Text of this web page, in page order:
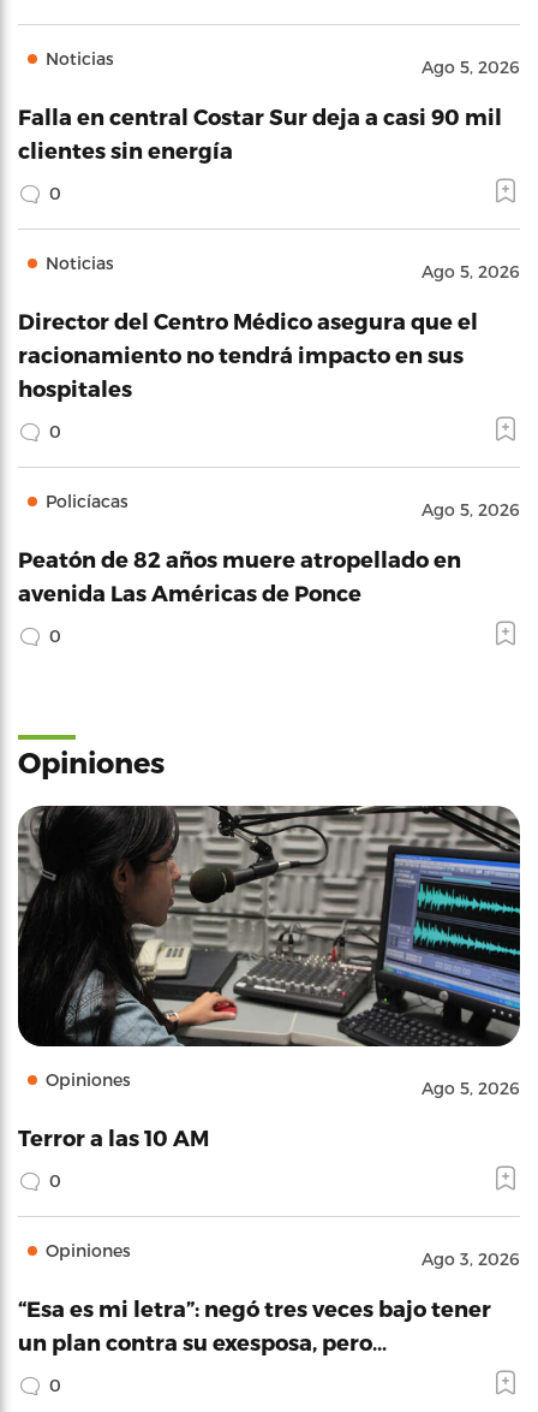
Noticias Ago 5, 2026
Falla en central Costar Sur deja a casi 90 mil
clientes sin energía
0
Noticias Ago 5, 2026
Director del Centro Médico asegura que el
racionamiento no tendrá impacto en sus
hospitales
0
Policíacas Ago 5, 2026
Peatón de 82 años muere atropellado en
avenida Las Américas de Ponce
0
Opiniones
Opiniones Ago 5, 2026
Terror a las 10 AM
0
Opiniones Ago 3, 2026
“Esa es mi letra”: negó tres veces bajo tener
un plan contra su exesposa, pero…
0